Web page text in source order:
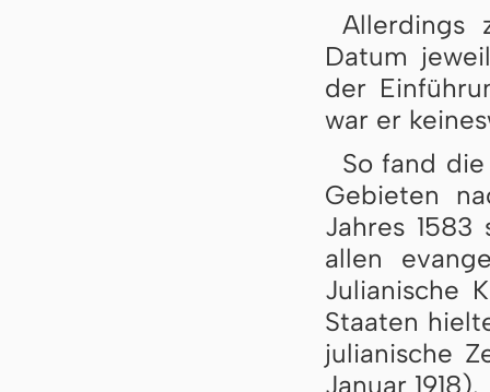
Allerdings
Datum
der
war er
So fand
Gebieten
Jahres
allen
Julianische
Staaten
julianische
Januar 1918).